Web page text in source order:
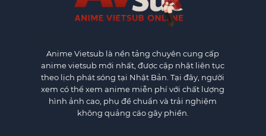
Anime Vietsub là nền tảng chuyên cung cấp
anime vietsub mới nhất, được cập nhật liên tục
theo lịch phát sóng tại Nhật Bản. Tại đây, người
xem có thể xem anime miễn phí với chất lượng
hình ảnh cao, phụ đề chuẩn và trải nghiệm
không quảng cáo gây phiền.